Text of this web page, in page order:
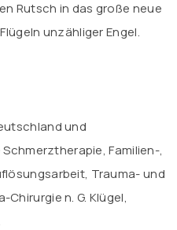
Rutsch in das große neue
unzähliger Engel.
und
Familien-,
Trauma- und
n. G. Klügel,